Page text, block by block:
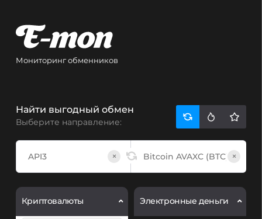
Мониторинг обменников
Найти выгодный обмен
Выберите направление:
× ×
Криптовалюты Электронные деньги